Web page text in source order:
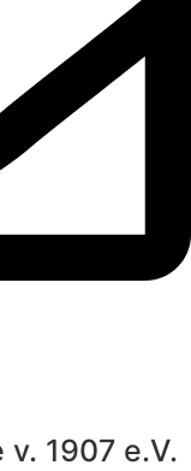
v. 1907 e.V.